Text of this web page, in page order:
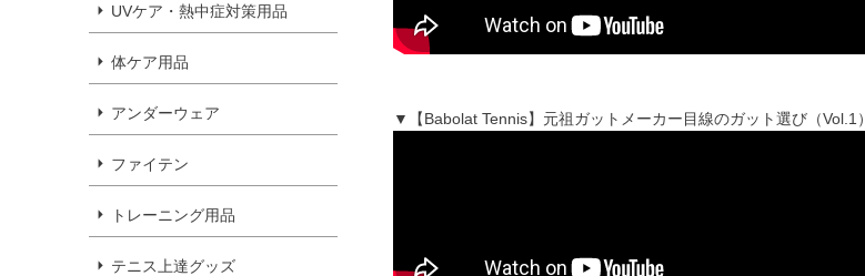
UVケア・熱中症対策用品
体ケア用品
アンダーウェア
ファイテン
トレーニング用品
テニス上達グッズ
▼【Babolat Tennis】元祖ガットメーカー目線のガット選び（Vol.1）